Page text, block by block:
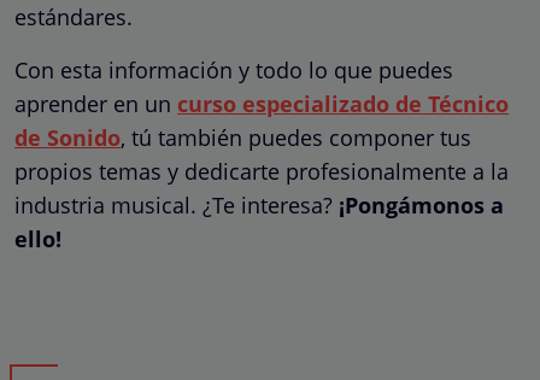
estándares.
Con esta información y todo lo que puedes
aprender en un curso especializado de Técnico
de Sonido, tú también puedes componer tus
propios temas y dedicarte profesionalmente a la
industria musical. ¿Te interesa? ¡Pongámonos a
ello!